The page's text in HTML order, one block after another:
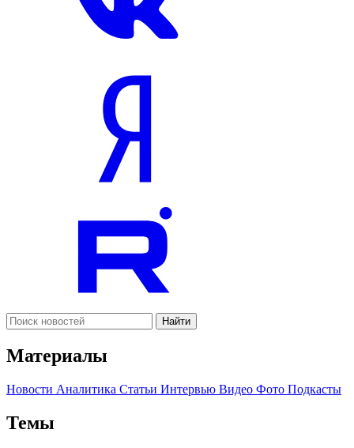
Найти
Материалы
Новости Аналитика Статьи Интервью Видео Фото Подкасты
Темы